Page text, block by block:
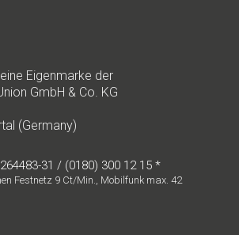
Eigenmarke der
GmbH & Co. KG
(Germany)
31 / (0180) 300 12 15 *
Festnetz 9 Ct/Min., Mobilfunk max. 42